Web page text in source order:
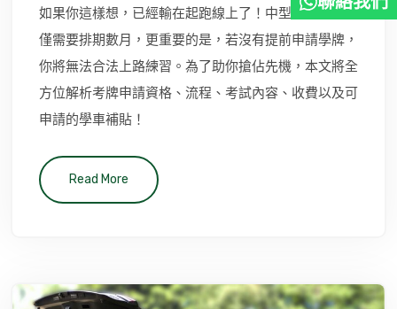
如果你這樣想，已經輸在起跑線上了！中型貨車考牌不
僅需要排期數月，更重要的是，若沒有提前申請學牌，
你將無法合法上路練習。為了助你搶佔先機，本文將全
方位解析考牌申請資格、流程、考試內容、收費以及可
申請的學車補貼！
Read More